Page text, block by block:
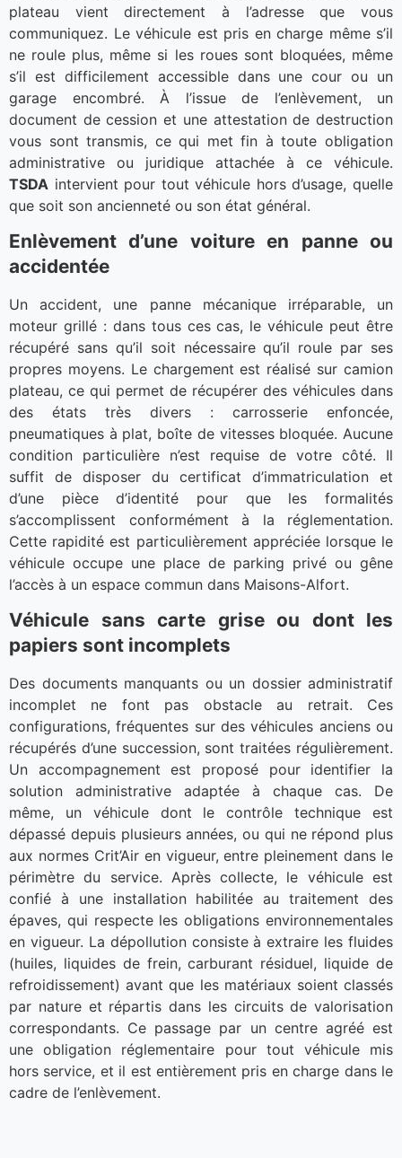
plateau vient directement à l’adresse que vous
communiquez. Le véhicule est pris en charge même s’il
ne roule plus, même si les roues sont bloquées, même
s’il est difficilement accessible dans une cour ou un
garage encombré. À l’issue de l’enlèvement, un
document de cession et une attestation de destruction
vous sont transmis, ce qui met fin à toute obligation
administrative ou juridique attachée à ce véhicule.
TSDA intervient pour tout véhicule hors d’usage, quelle
que soit son ancienneté ou son état général.
Enlèvement d’une voiture en panne ou
accidentée
Un accident, une panne mécanique irréparable, un
moteur grillé : dans tous ces cas, le véhicule peut être
récupéré sans qu’il soit nécessaire qu’il roule par ses
propres moyens. Le chargement est réalisé sur camion
plateau, ce qui permet de récupérer des véhicules dans
des états très divers : carrosserie enfoncée,
pneumatiques à plat, boîte de vitesses bloquée. Aucune
condition particulière n’est requise de votre côté. Il
suffit de disposer du certificat d’immatriculation et
d’une pièce d’identité pour que les formalités
s’accomplissent conformément à la réglementation.
Cette rapidité est particulièrement appréciée lorsque le
véhicule occupe une place de parking privé ou gêne
l’accès à un espace commun dans Maisons-Alfort.
Véhicule sans carte grise ou dont les
papiers sont incomplets
Des documents manquants ou un dossier administratif
incomplet ne font pas obstacle au retrait. Ces
configurations, fréquentes sur des véhicules anciens ou
récupérés d’une succession, sont traitées régulièrement.
Un accompagnement est proposé pour identifier la
solution administrative adaptée à chaque cas. De
même, un véhicule dont le contrôle technique est
dépassé depuis plusieurs années, ou qui ne répond plus
aux normes Crit’Air en vigueur, entre pleinement dans le
périmètre du service. Après collecte, le véhicule est
confié à une installation habilitée au traitement des
épaves, qui respecte les obligations environnementales
en vigueur. La dépollution consiste à extraire les fluides
(huiles, liquides de frein, carburant résiduel, liquide de
refroidissement) avant que les matériaux soient classés
par nature et répartis dans les circuits de valorisation
correspondants. Ce passage par un centre agréé est
une obligation réglementaire pour tout véhicule mis
hors service, et il est entièrement pris en charge dans le
cadre de l’enlèvement.